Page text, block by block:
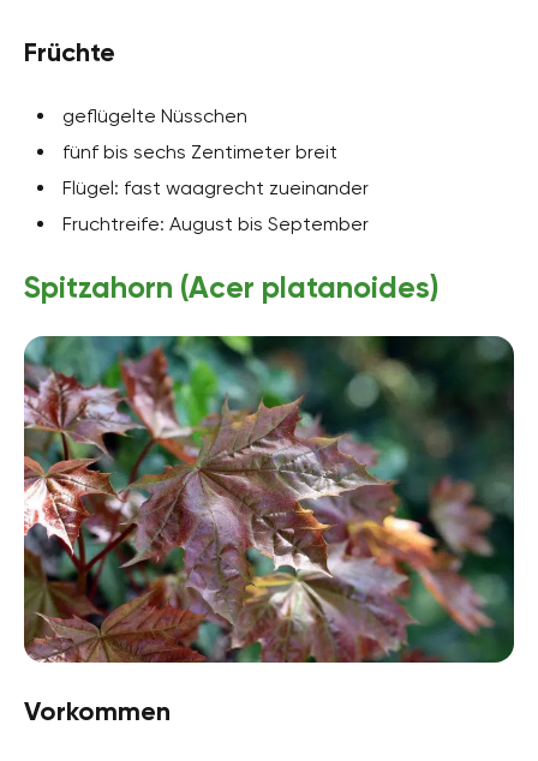
Früchte
geflügelte Nüsschen
fünf bis sechs Zentimeter breit
Flügel: fast waagrecht zueinander
Fruchtreife: August bis September
Spitzahorn (Acer platanoides)
Vorkommen